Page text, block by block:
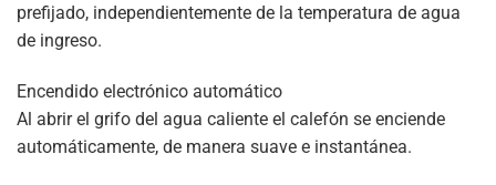
prefijado, independientemente de la temperatura de agua
de ingreso.
Encendido electrónico automático
Al abrir el grifo del agua caliente el calefón se enciende
automáticamente, de manera suave e instantánea.